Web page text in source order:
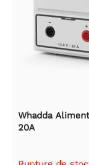
Whadda
20A